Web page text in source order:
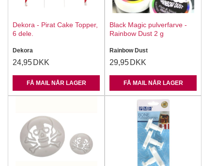
Dekora - Pirat Cake Topper,
6 dele.
Dekora
24,95 DKK
FÅ MAIL NÅR LAGER
Black Magic pulverfarve -
Rainbow Dust 2 g
Rainbow Dust
29,95 DKK
FÅ MAIL NÅR LAGER